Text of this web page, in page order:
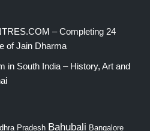
– Completing 24
of Jain Dharma
in South India – History, Art and
Pradesh Bahubali Bangalore